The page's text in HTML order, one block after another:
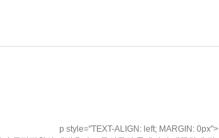
p style="TEXT-ALIGN: left; MARGIN: 0px">